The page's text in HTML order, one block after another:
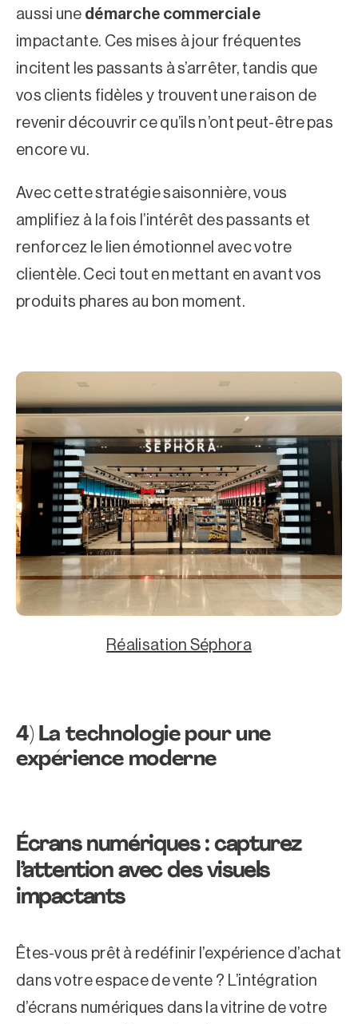
aussi une démarche commerciale
impactante. Ces mises à jour fréquentes
incitent les passants à s’arrêter, tandis que
vos clients fidèles y trouvent une raison de
revenir découvrir ce qu’ils n’ont peut-être pas
encore vu.
Avec cette stratégie saisonnière, vous
amplifiez à la fois l’intérêt des passants et
renforcez le lien émotionnel avec votre
clientèle. Ceci tout en mettant en avant vos
produits phares au bon moment.
Réalisation Séphora
4) La technologie pour une
expérience moderne
Écrans numériques : capturez
l’attention avec des visuels
impactants
Êtes-vous prêt à redéfinir l’expérience d’achat
dans votre espace de vente ? L’intégration
d’écrans numériques dans la vitrine de votre